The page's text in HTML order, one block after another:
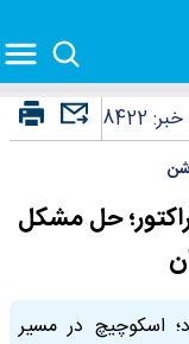
8422
حل مشکل
اسکوچیچ در مسیر